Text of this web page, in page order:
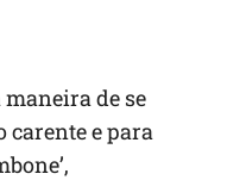
de se
carente e para